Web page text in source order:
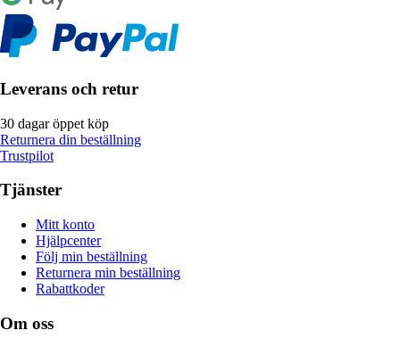
Leverans och retur
30 dagar öppet köp
Returnera din beställning
Trustpilot
Tjänster
Mitt konto
Hjälpcenter
Följ min beställning
Returnera min beställning
Rabattkoder
Om oss